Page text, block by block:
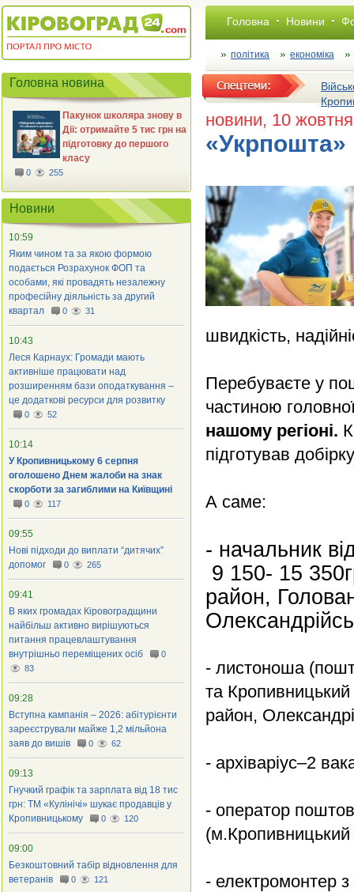
Головна Новини
політика економіка
новини, 10
«Укрпошта»
швидкість,
Перебуваєте у
частиною
нашому регіоні.
підготував
А саме:
- начальник
9 150- 15
район,
- листоноша
та
район,
- архіваріус–2
- оператор
- електромонтер
Головна новина
Пакунок школяра знову в
Дії: отримайте 5 тис грн на
підготовку до першого
класу
0 255
Новини
10:59
Яким чином та за якою формою
подається Розрахунок ФОП та
особами, які провадять незалежну
професійну діяльність за другий
квартал
0 31
10:43
Леся Карнаух: Громади мають
активніше працювати над
розширенням бази оподаткування –
це додаткові ресурси для розвитку
0 52
10:14
У Кропивницькому 6 серпня
оголошено Днем жалоби на знак
скорботи за загиблими на Київщині
0 117
09:55
Нові підходи до виплати “дитячих”
допомог
0 265
09:41
В яких громадах Кіровоградщини
найбільш активно вирішуються
питання працевлаштування
внутрішньо переміщених осіб
0
83
09:28
Вступна кампанія – 2026: абітурієнти
зареєстрували майже 1,2 мільйона
заяв до вишів
0 62
09:13
Гнучкий графік та зарплата від 18 тис
грн: ТМ «Кулінічі» шукає продавців у
Кропивницькому
0 120
09:00
Безкоштовний табір відновлення для
ветеранів
0 121